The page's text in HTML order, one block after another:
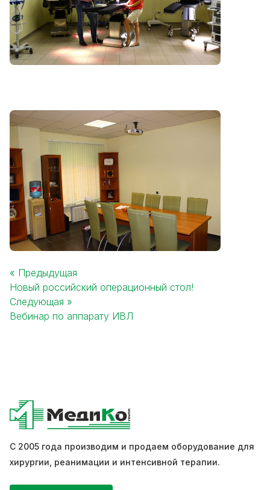
Post
navigation
« Предыдущая
Новый российский операционный стол!
Следующая »
Вебинар по аппарату ИВЛ
С 2005 года производим и продаем оборудование для
хирургии, реанимации и интенсивной терапии.